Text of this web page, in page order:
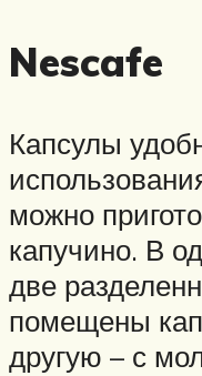
Nescafe
Капсулы
можно
капучино. В
две
помещены
другую – с